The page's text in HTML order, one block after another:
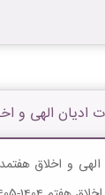
ادیان الهى و
الهى و اخلاق